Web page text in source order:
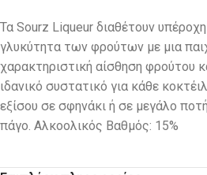
Τα Sourz Liqueur διαθέτουν
γλυκύτητα των φρούτων με μια
χαρακτηριστική αίσθηση φρούτου
ιδανικό συστατικό για κάθε
εξίσου σε σφηνάκι ή σε μεγάλο
πάγο. Αλκοολικός Βαθμός: 15%